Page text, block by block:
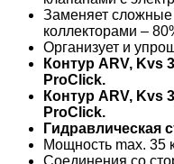
Заменяет сложные
коллекторами –
Организует и
Контур ARV, Kvs
ProClick.
Контур ARV, Kvs
ProClick.
Гидравлическая
Мощность max. 35
Соединения со